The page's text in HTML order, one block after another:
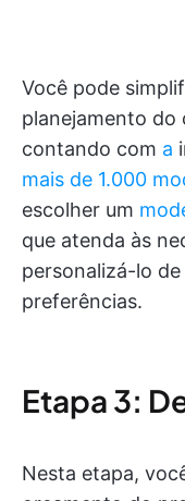
Você pode
planejamento do
contando com a
mais de 1.000
escolher um
que atenda às
personalizá-lo
preferências.
Etapa 3:
Nesta etapa,